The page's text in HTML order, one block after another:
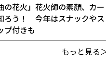
の花火」花火師の素顔、カー
ろう！ 今年はスナックやス
プ付きも
もっと見る